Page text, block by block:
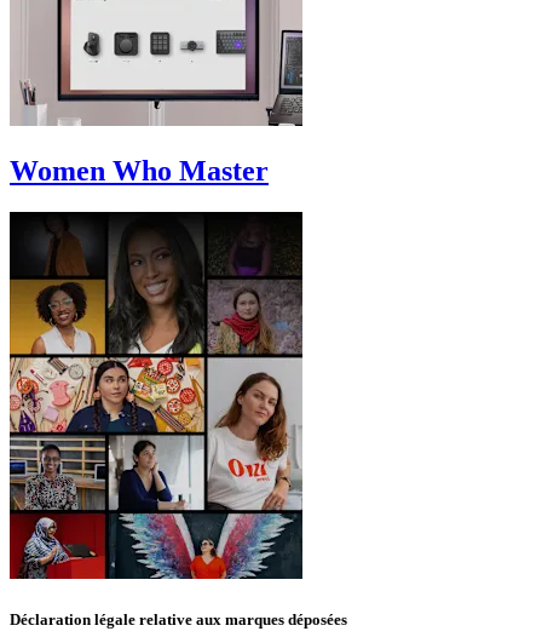
Women Who Master
Déclaration légale relative aux marques déposées